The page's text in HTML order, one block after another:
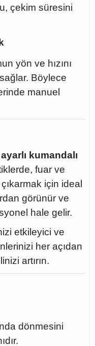
çekim süresini
yön ve hızını
Böylece
manuel
ayarlı kumandalı
fuar ve
için ideal
görünür ve
hale gelir.
etkileyici ve
her açıdan
artırın.
dönmesini